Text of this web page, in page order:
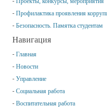
Профилактика проявления
Безопасность. Памятка студентам
Навигация
Главная
Новости
Управление
Социальная работа
Воспитательная работа